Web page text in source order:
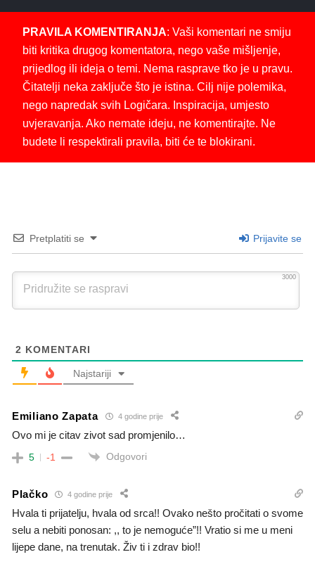
PRAVILA KOMENTIRANJA: Vaši komentari ne smiju
biti kritika drugog komentatora, nego vaše mišljenje,
prijedlog ili ideja o temi. Nema rasprave tko je u pravu.
Čitatelji neka zaključe što je istina. Cilj nije polemika,
nego napredak svih Logičara. Inspiracija, umjesto
uvjeravanja. Ako nemate ideju, ne komentirajte. Ne
budete li respektirali pravila, biti će te blokirani.
Pretplatiti se Prijavite se
3000
2 KOMENTARI
Najstariji
Emiliano Zapata 4 godine prije
Ovo mi je citav zivot sad promjenilo…
5 -1 Odgovori
Plačko 4 godine prije
Hvala ti prijatelju, hvala od srca!! Ovako nešto pročitati o svome
selu a nebiti ponosan: ,, to je nemoguće”!! Vratio si me u meni
lijepe dane, na trenutak. Živ ti i zdrav bio!!